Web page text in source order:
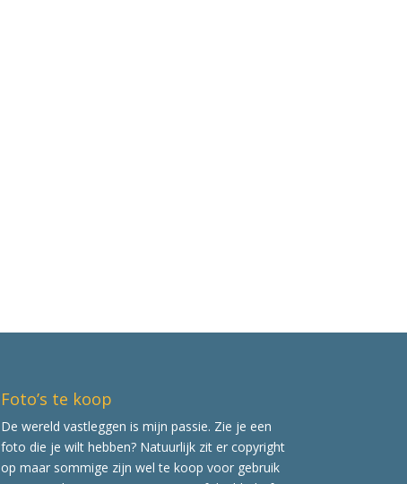
Foto’s te koop
De wereld vastleggen is mijn passie. Zie je een
foto die je wilt hebben? Natuurlijk zit er copyright
op maar sommige zijn wel te koop voor gebruik